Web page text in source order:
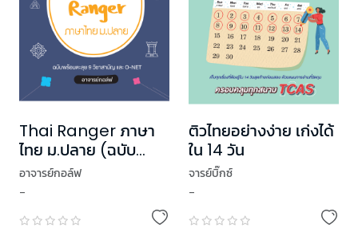
Thai Ranger ภาษา
ไทย ม.ปลาย (ฉบับ
ปรับปรุง)
อาจารย์กอล์ฟ
-
ติวไทยอย่างง่าย เก่งได้
ใน 14 วัน
จารย์บิ๊กซ์
-